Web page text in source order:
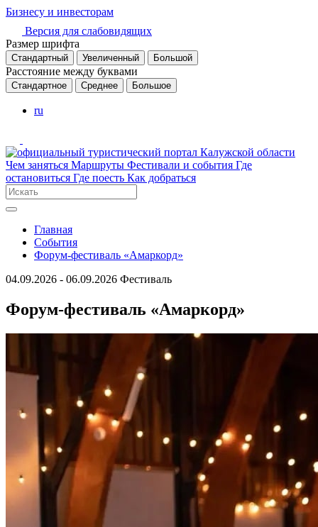
Бизнесу и инвесторам
Версия для слабовидящих
Размер шрифта
Стандартный Увеличенный Большой
Расстояние между буквами
Стандартное Среднее Большое
ru
Чем заняться Маршруты Фестивали и события Где
остановиться Где поесть Как добраться
Главная
События
Форум-фестиваль «Амаркорд»
04.09.2026 - 06.09.2026 Фестиваль
Форум-фестиваль «Амаркорд»